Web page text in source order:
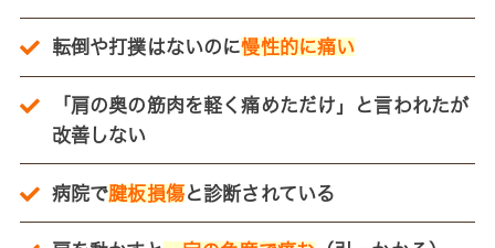
転倒や打撲はないのに慢性的に痛い
「肩の奥の筋肉を軽く痛めただけ」と言われたが
改善しない
病院で腱板損傷と診断されている